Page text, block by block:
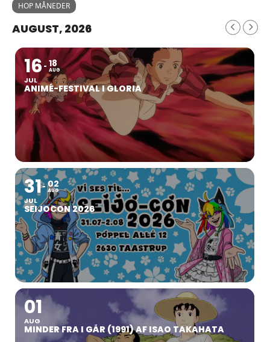
HOP MÅNEDER
AUGUST, 2026
16
JUL
18
AUG
ANIMÉ-FESTIVAL I GLORIA
31
JUL
02
AUG
SEIJOCON 2026
01
AUG
MINDER FRA I GÅR (1991) AF ISAO TAKAHATA